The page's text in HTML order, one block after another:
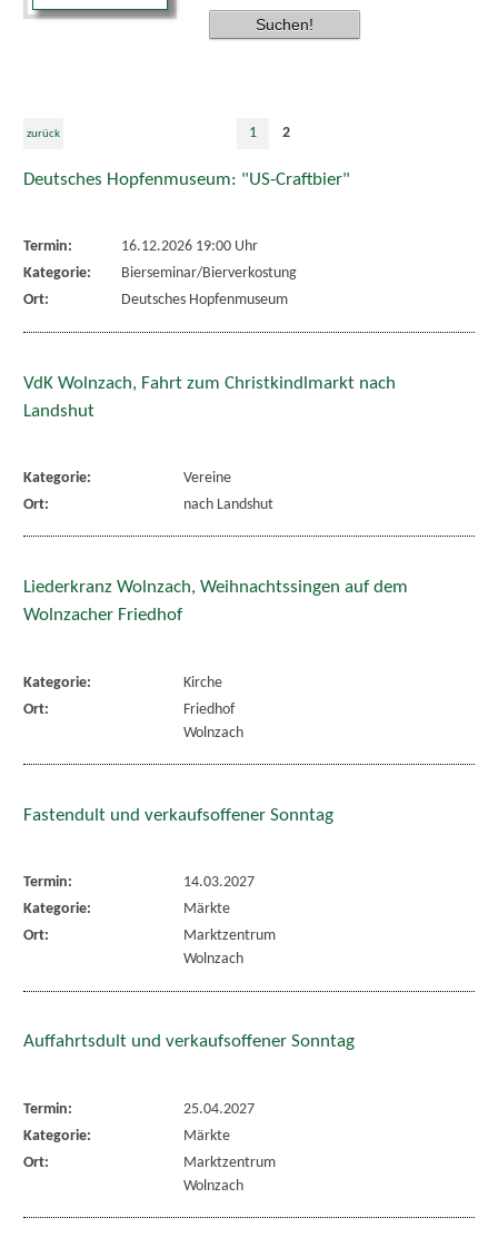
zurück 1 2
Deutsches Hopfenmuseum: "US-Craftbier"
Termin:
16.12.2026 19:00 Uhr
Kategorie:
Bierseminar/Bierverkostung
Ort:
Deutsches Hopfenmuseum
VdK Wolnzach, Fahrt zum Christkindlmarkt nach
Landshut
Kategorie:
Vereine
Ort:
nach Landshut
Liederkranz Wolnzach, Weihnachtssingen auf dem
Wolnzacher Friedhof
Kategorie:
Kirche
Ort:
Friedhof
Wolnzach
Fastendult und verkaufsoffener Sonntag
Termin:
14.03.2027
Kategorie:
Märkte
Ort:
Marktzentrum
Wolnzach
Auffahrtsdult und verkaufsoffener Sonntag
Termin:
25.04.2027
Kategorie:
Märkte
Ort:
Marktzentrum
Wolnzach